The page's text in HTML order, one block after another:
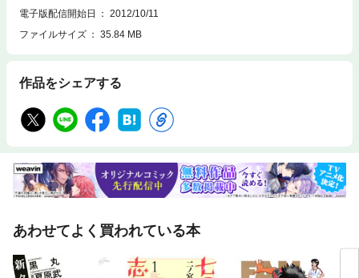
電子版配信開始日
2012/10/11
ファイルサイズ
35.84 MB
作品をシェアする
あわせてよく買われている本